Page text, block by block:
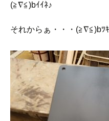
(≧∇≦)bｲｲﾈ♪
それからぁ・・・(≧∇≦)bﾂｷ